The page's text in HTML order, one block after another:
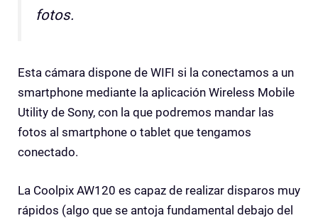
fotos.
Esta cámara dispone de WIFI si la conectamos a un
smartphone mediante la aplicación Wireless Mobile
Utility de Sony, con la que podremos mandar las
fotos al smartphone o tablet que tengamos
conectado.
La Coolpix AW120 es capaz de realizar disparos muy
rápidos (algo que se antoja fundamental debajo del